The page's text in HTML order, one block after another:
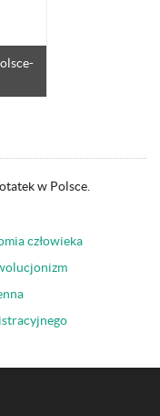
w Polsce.
człowieka